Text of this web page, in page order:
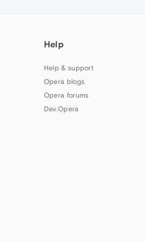
Help
Help & support
Opera blogs
Opera forums
Dev.Opera